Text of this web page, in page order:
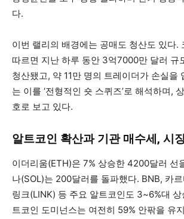
다.
이번 랠리의 배경에는 공매도 청산도 있다.
따르면 지난 하루 동안 3억7000만 달러 규
청산됐고, 약 11만 명의 트레이더가 손실을
는 이를 ‘전형적인 숏 스퀴즈’로 해석하며,
호로 보고 있다.
알트코인 확산과 기관 매수세, 시
이더리움(ETH)은 7% 상승한 4200달러 선
나(SOL)는 200달러를 돌파했다. BNB, 카
링크(LINK) 등 주요 알트코인도 3~6%대 상
트코인 도미넌스는 여전히 59% 안팎을 유